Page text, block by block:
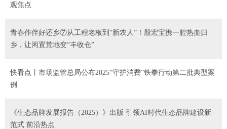
观焦点
青春作伴好还乡⑦从工程老板到“新农人”！殷宏宝携一腔热血归
乡，让闲置荒地变“丰收仓”
快看点丨市场监管总局公布2025“守护消费”铁拳行动第二批典型案
例
《生态品牌发展报告（2025）》出版 引领AI时代生态品牌建设新
范式 前沿热点